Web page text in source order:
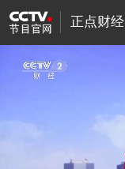
正点财经